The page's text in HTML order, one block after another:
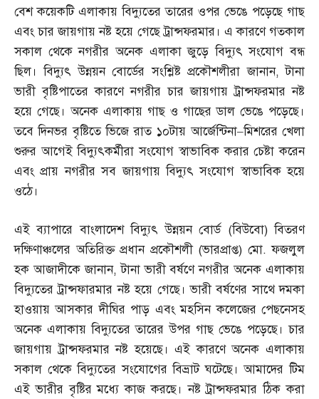
বেশ কয়েকটি এলাকায় বিদ্যুতের তারের ওপর ভেঙে পড়েছে গাছ
এবং চার জায়গায় নষ্ট হয়ে গেছে ট্রান্সফরমার। এ কারণে গতকাল
সকাল থেকে নগরীর অনেক এলাকা জুড়ে বিদ্যুৎ সংযোগ বন্ধ
ছিল। বিদ্যুৎ উন্নয়ন বোর্ডের সংশ্লিষ্ট প্রকৌশলীরা জানান,টানা
ভারী বৃষ্টিপাতের কারণে নগরীর চার জায়গায় ট্রান্সফরমার নষ্ট
হয়ে গেছে। অনেক এলাকায় গাছ ও গাছের ডাল ভেঙে পড়েছে।
তবে দিনভর বৃষ্টিতে ভিজে রাত ১০টায় আর্জেন্টিনা–মিশরের খেলা
শুরুর আগেই বিদ্যুৎকর্মীরা সংযোগ স্বাভাবিক করার চেষ্টা করেন
এবং প্রায় নগরীর সব জায়গায় বিদ্যুৎ সংযোগ স্বাভাবিক হয়ে
ওঠে।
এই ব্যাপারে বাংলাদেশ বিদ্যুৎ উন্নয়ন বোর্ড (বিউবো)বিতরণ
দক্ষিণাঞ্চলের অতিরিক্ত প্রধান প্রকৌশলী (ভারপ্রাপ্ত) মো.ফজলুল
হক আজাদীকে জানান,টানা ভারী বর্ষণে নগরীর অনেক এলাকায়
বিদ্যুতের ট্রান্সফারমার নষ্ট হয়ে গেছে। ভারী বর্ষণের সাথে দমকা
হাওয়ায় আসকার দীঘির পাড় এবং মহসিন কলেজের পেছনেসহ
অনেক এলাকায় বিদ্যুতের তারের উপর গাছ ভেঙে পড়েছে। চার
জায়গায় ট্রান্সফরমার নষ্ট হয়েছে। এই কারণে অনেক এলাকায়
সকাল থেকে বিদ্যুতের সংযোগের বিভ্রাট ঘটেছে। আমাদের টিম
এই ভারীর বৃষ্টির মধ্যে কাজ করছে। নষ্ট ট্রান্সফরমার ঠিক করা